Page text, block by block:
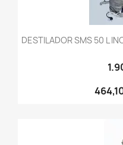
DESTILADOR SMS 50 L